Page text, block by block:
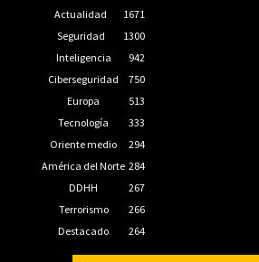
Actualidad
1671
Seguridad
1300
Inteligencia
942
Ciberseguridad
750
Europa
513
Tecnología
333
Oriente medio
294
América del Norte 284
DDHH
267
Terrorismo
266
Destacado
264